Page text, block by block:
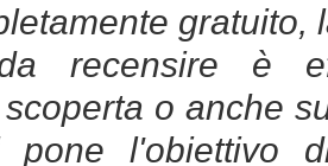
gratuito,
recensire è
o anche
l'obiettivo